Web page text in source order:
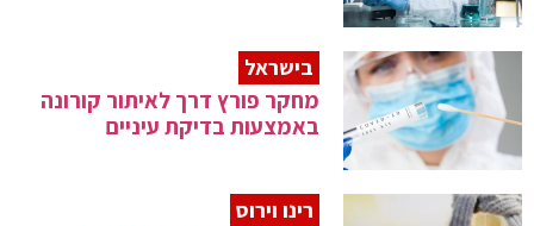
בישראל
מחקר פורץ דרך לאיתור קורונה
באמצעות בדיקת עיניים
רינו וירוס